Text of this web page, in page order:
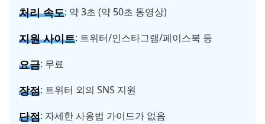
처리 속도: 약 3초 (약 50초 동영상)
지원 사이트: 트위터/인스타그램/페이스북 등
요금: 무료
장점: 트위터 외의 SNS 지원
단점: 자세한 사용법 가이드가 없음